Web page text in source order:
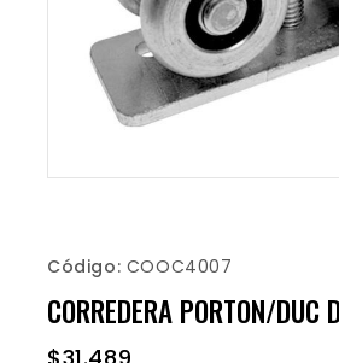
Código: COOC4007
CORREDERA PORTON/